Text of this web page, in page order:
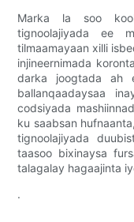
Marka la soo
tignoolajiyada ee
tilmaamayaan xilli
injineernimada
darka joogtada ah
ballanqaadaysaa
codsiyada
ku saabsan
tignoolajiyada
taasoo bixinaysa
talagalay hagaajinta
.